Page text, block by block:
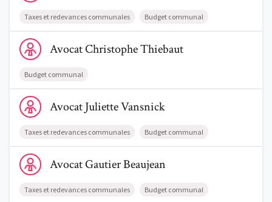
Taxes et redevances communales Budget communal
Voir le profil de AvocatChristophe Thiebaut
AvocatChristopheThiebaut
Budget communal
Voir le profil de AvocatJuliette Vansnick
AvocatJulietteVansnick
Taxes et redevances communales Budget communal
Voir le profil de AvocatGautier Beaujean
AvocatGautierBeaujean
Taxes et redevances communales Budget communal